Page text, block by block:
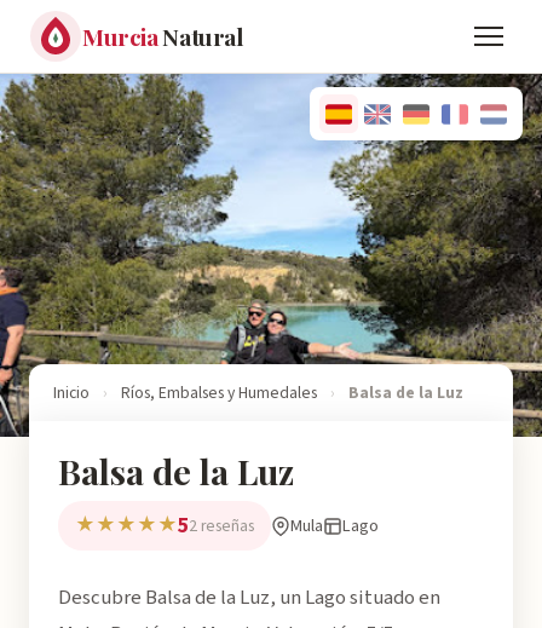
MurciaNatural
Inicio › Ríos, Embalses y Humedales › Balsa de la Luz
Balsa de la Luz
★★★★★52 reseñas Mula Lago
Descubre Balsa de la Luz, un Lago situado en